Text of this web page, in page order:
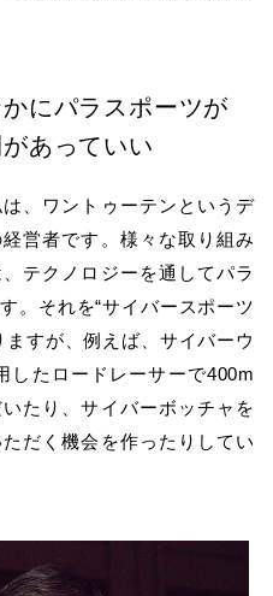
にパラスポーツが
あっていい
は、ワントゥーテンというデ
営者です。様々な取り組み
テクノロジーを通してパラ
。それを“サイバースポーツ
すが、例えば、サイバーウ
したロードレーサーで400m
たり、サイバーボッチャを
だく機会を作ったりしてい